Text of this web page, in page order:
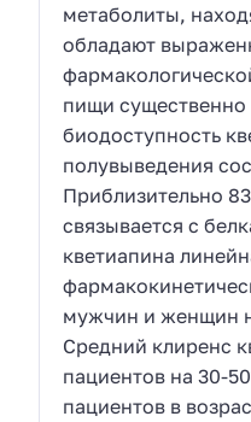
метаболиты,
обладают
пищи существенно
биодоступность
полувыведения
Приблизительно
связывается с
кветиапина
мужчин и женщин
Средний клиренс
пациентов на 30-
пациентов в